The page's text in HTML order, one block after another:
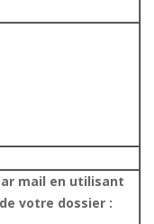
mail en utilisant
votre dossier :